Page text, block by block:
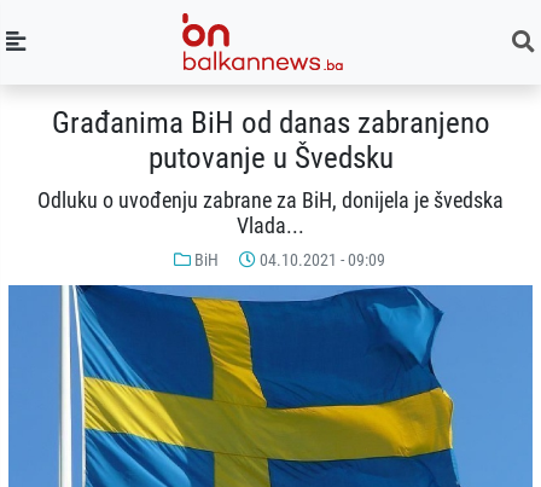
Građanima BiH od danas zabranjeno
putovanje u Švedsku
Odluku o uvođenju zabrane za BiH, donijela je švedska
Vlada...
BiH 04.10.2021 - 09:09